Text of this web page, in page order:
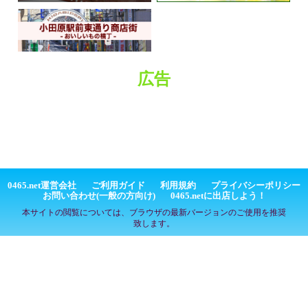
広告
0465.net運営会社 ご利用ガイド 利用規約
プライバシーポリシー
お問い合わせ(一般の方向け)
0465.netに出店しよう！
本サイトの閲覧については、ブラウザの最新バージョンのご使用を推奨
致します。